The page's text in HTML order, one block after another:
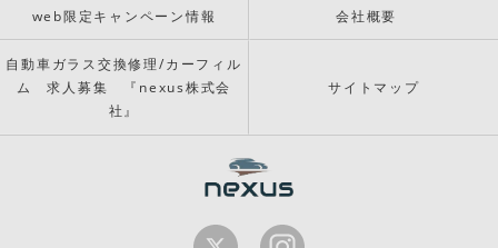
web限定キャンペーン情報 会社概要
自動車ガラス交換修理/カーフィル
ム 求人募集 『nexus株式会
社』
サイトマップ